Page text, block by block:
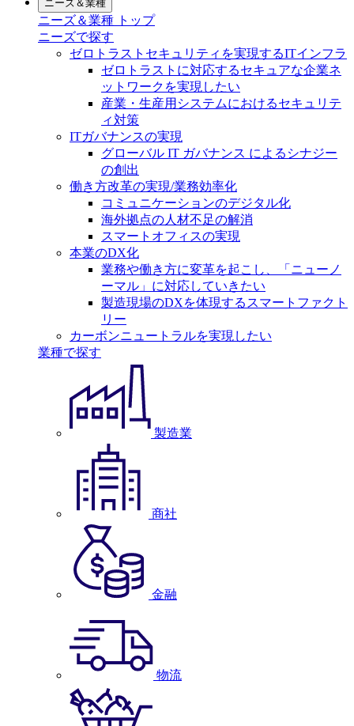
ニーズ＆業種
ニーズ＆業種 トップ
ニーズで探す
ゼロトラストセキュリティを実現するITインフラ
ゼロトラストに対応するセキュアな企業ネ
ットワークを実現したい
産業・生産用システムにおけるセキュリテ
ィ対策
ITガバナンスの実現
グローバル IT ガバナンス によるシナジー
の創出
働き方改革の実現/業務効率化
コミュニケーションのデジタル化
海外拠点の人材不足の解消
スマートオフィスの実現
本業のDX化
業務や働き方に変革を起こし、「ニューノ
ーマル」に対応していきたい
製造現場のDXを体現するスマートファクト
リー
カーボンニュートラルを実現したい
業種で探す
製造業
商社
金融
物流